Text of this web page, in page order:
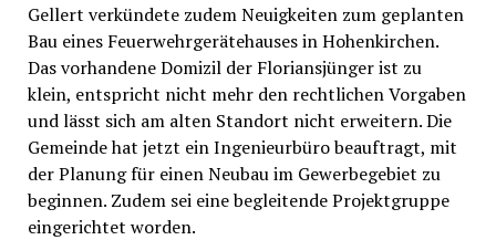
Gellert verkündete zudem Neuigkeiten zum geplanten
Bau eines Feuerwehrgerätehauses in Hohenkirchen.
Das vorhandene Domizil der Floriansjünger ist zu
klein, entspricht nicht mehr den rechtlichen Vorgaben
und lässt sich am alten Standort nicht erweitern. Die
Gemeinde hat jetzt ein Ingenieurbüro beauftragt, mit
der Planung für einen Neubau im Gewerbegebiet zu
beginnen. Zudem sei eine begleitende Projektgruppe
eingerichtet worden.